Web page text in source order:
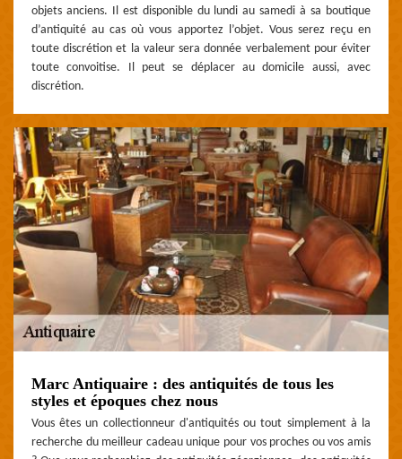
objets anciens. Il est disponible du lundi au samedi à sa boutique
d’antiquité au cas où vous apportez l’objet. Vous serez reçu en
toute discrétion et la valeur sera donnée verbalement pour éviter
toute convoitise. Il peut se déplacer au domicile aussi, avec
discrétion.
Marc Antiquaire : des antiquités de tous les
styles et époques chez nous
Vous êtes un collectionneur d'antiquités ou tout simplement à la
recherche du meilleur cadeau unique pour vos proches ou vos amis